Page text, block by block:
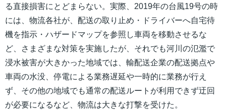
る直接損害にとどまらない。実際、2019年の台風19号の時
には、物流各社が、配送の取り止め・ドライバーへ自宅待
機を指示・ハザードマップを参照し車両を移動させるな
ど、さまざまな対策を実施したが、それでも河川の氾濫で
浸水被害が大きかった地域では、輸配送企業の配送拠点や
車両の水没、停電による業務遅延や一時的に業務が行え
ず、その他の地域でも通常の配送ルートが利用できず迂回
が必要になるなど、物流は大きな打撃を受けた。